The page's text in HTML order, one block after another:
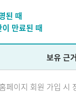
된 때
만료된 때
보유 근거
홈페이지 회원 가입 시